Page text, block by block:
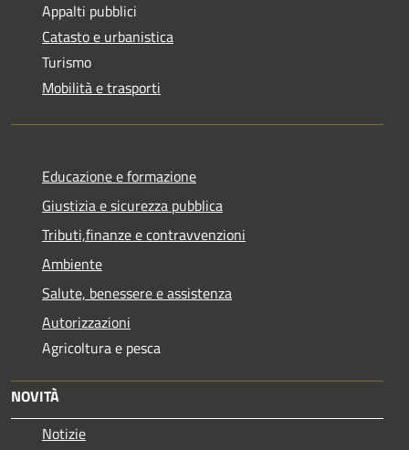
Appalti pubblici
Catasto e urbanistica
Turismo
Mobilità e trasporti
Educazione e formazione
Giustizia e sicurezza pubblica
Tributi,finanze e contravvenzioni
Ambiente
Salute, benessere e assistenza
Autorizzazioni
Agricoltura e pesca
NOVITÀ
Notizie